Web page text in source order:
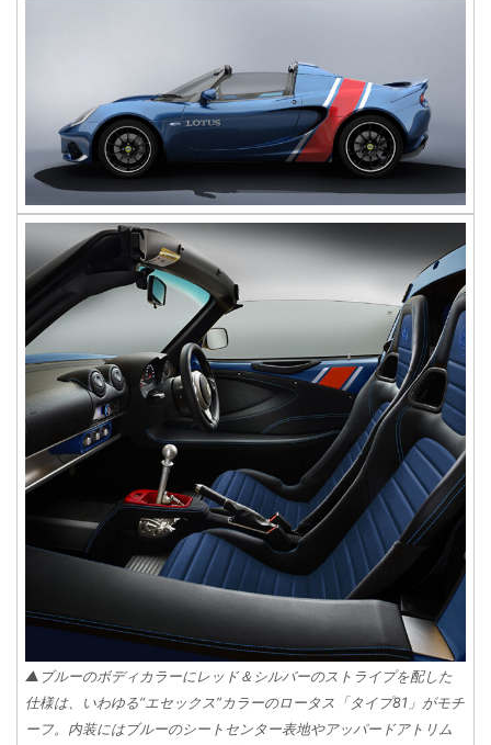
▲ブルーのボディカラーにレッド＆シルバーのストライプを配した
仕様は、いわゆる“エセックス”カラーのロータス「タイプ81」がモチ
ーフ。内装にはブルーのシートセンター表地やアッパードアトリム